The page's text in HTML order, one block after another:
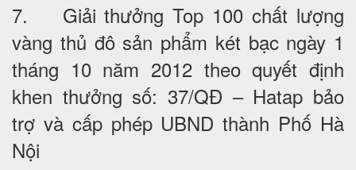
7. Giải thưởng Top 100 chất lượng
vàng thủ đô sản phẩm két bạc ngày 1
tháng 10 năm 2012 theo quyết định
khen thưởng số: 37/QĐ – Hatap bảo
trợ và cấp phép UBND thành Phố Hà
Nội